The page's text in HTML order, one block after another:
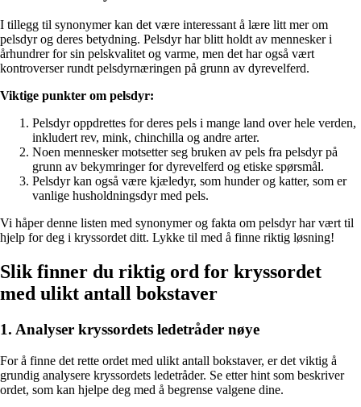
I tillegg til synonymer kan det være interessant å lære litt mer om
pelsdyr og deres betydning. Pelsdyr har blitt holdt av mennesker i
århundrer for sin pelskvalitet og varme, men det har også vært
kontroverser rundt pelsdyrnæringen på grunn av dyrevelferd.
Viktige punkter om pelsdyr:
Pelsdyr oppdrettes for deres pels i mange land over hele verden,
inkludert rev, mink, chinchilla og andre arter.
Noen mennesker motsetter seg bruken av pels fra pelsdyr på
grunn av bekymringer for dyrevelferd og etiske spørsmål.
Pelsdyr kan også være kjæledyr, som hunder og katter, som er
vanlige husholdningsdyr med pels.
Vi håper denne listen med synonymer og fakta om pelsdyr har vært til
hjelp for deg i kryssordet ditt. Lykke til med å finne riktig løsning!
Slik finner du riktig ord for kryssordet
med ulikt antall bokstaver
1. Analyser kryssordets ledetråder nøye
For å finne det rette ordet med ulikt antall bokstaver, er det viktig å
grundig analysere kryssordets ledetråder. Se etter hint som beskriver
ordet, som kan hjelpe deg med å begrense valgene dine.